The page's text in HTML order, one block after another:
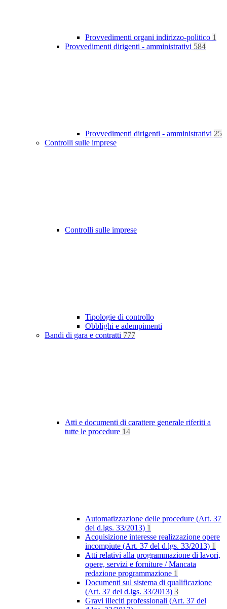
Provvedimenti organi indirizzo-politico 1
Provvedimenti dirigenti - amministrativi 584
Provvedimenti dirigenti - amministrativi 25
Controlli sulle imprese
Controlli sulle imprese
Tipologie di controllo
Obblighi e adempimenti
Bandi di gara e contratti 777
Atti e documenti di carattere generale riferiti a
tutte le procedure 14
Automatizzazione delle procedure (Art. 37
del d.lgs. 33/2013) 1
Acquisizione interesse realizzazione opere
incompiute (Art. 37 del d.lgs. 33/2013) 1
Atti relativi alla programmazione di lavori,
opere, servizi e forniture / Mancata
redazione programmazione 1
Documenti sul sistema di qualificazione
(Art. 37 del d.lgs. 33/2013) 3
Gravi illeciti professionali (Art. 37 del